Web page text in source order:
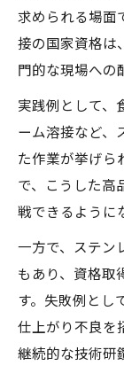
求められる場面
接の国家資格は
門的な現場への
実践例として、
ーム溶接など、
た作業が挙げら
で、こうした高
戦できるように
一方で、ステン
もあり、資格取
す。失敗例とし
仕上がり不良を
継続的な技術研